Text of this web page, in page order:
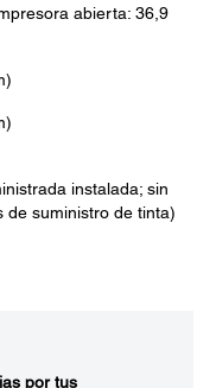
abierta: 36,9
instalada; sin
de suministro de tinta)
por tus